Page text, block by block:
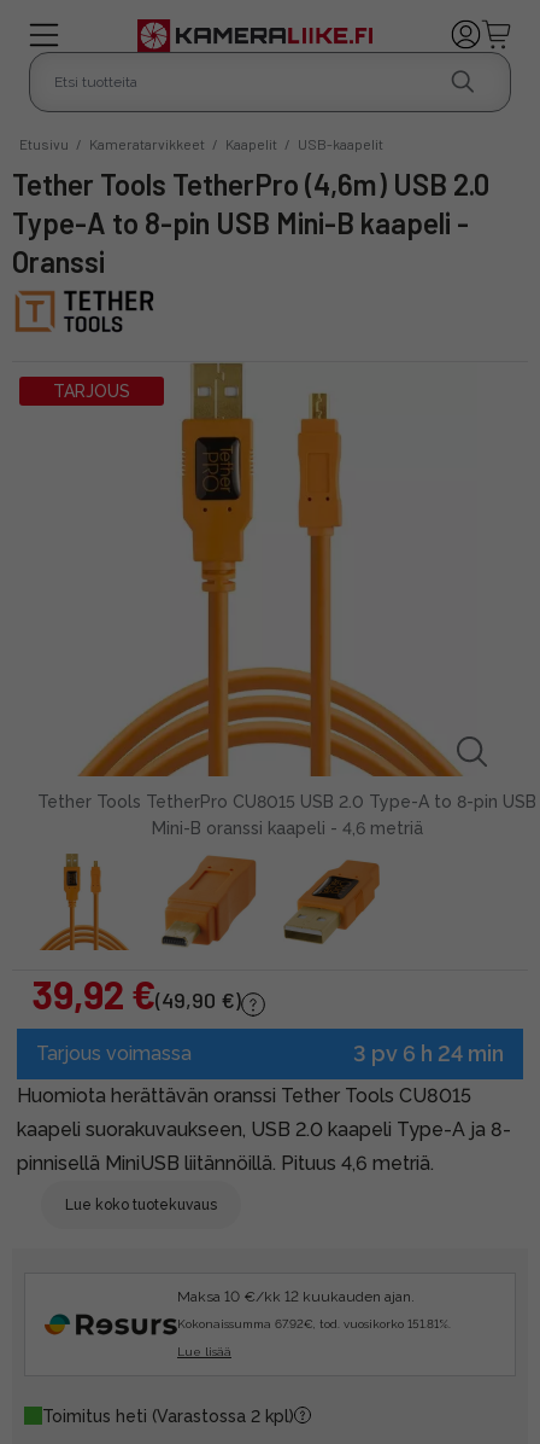
Etusivu / Kameratarvikkeet / Kaapelit / USB-kaapelit
Tether Tools TetherPro (4,6m) USB 2.0
Type-A to 8-pin USB Mini-B kaapeli -
Oranssi
TARJOUS
Tether Tools TetherPro CU8015 USB 2.0 Type-A to 8-pin USB
Mini-B oranssi kaapeli - 4,6 metriä
39,92 €(49,90 €)
Tarjous voimassa 3 pv 6 h 24 min
Huomiota herättävän oranssi Tether Tools CU8015
kaapeli suorakuvaukseen, USB 2.0 kaapeli Type-A ja 8-
pinnisellä MiniUSB liitännöillä. Pituus 4,6 metriä.
Lue koko tuotekuvaus
Maksa 10 €/kk 12 kuukauden ajan.
Kokonaissumma 67.92€, tod. vuosikorko 151.81%.
Lue lisää
Toimitus heti (Varastossa 2 kpl)